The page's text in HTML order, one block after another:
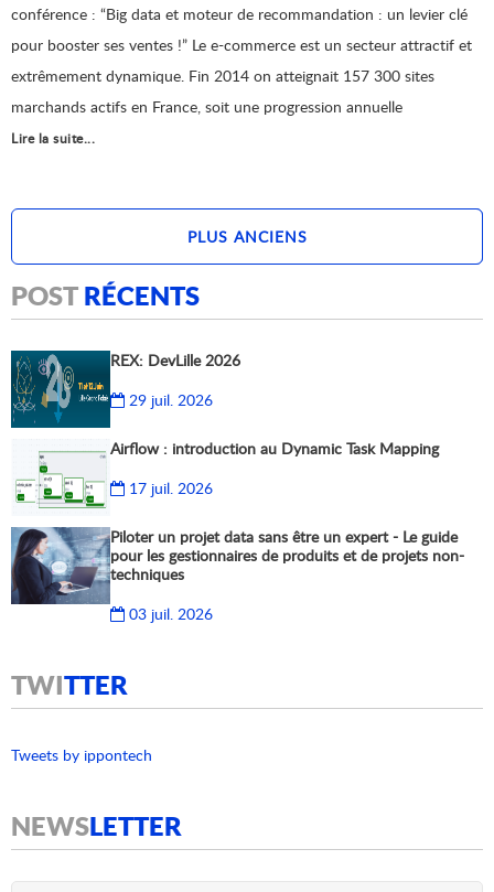
conférence : “Big data et moteur de recommandation : un levier clé
pour booster ses ventes !” Le e-commerce est un secteur attractif et
extrêmement dynamique. Fin 2014 on atteignait 157 300 sites
marchands actifs en France, soit une progression annuelle
Lire la suite...
PLUS ANCIENS
POST RÉCENTS
REX: DevLille 2026
29 juil. 2026
Airflow : introduction au Dynamic Task Mapping
17 juil. 2026
Piloter un projet data sans être un expert - Le guide
pour les gestionnaires de produits et de projets non-
techniques
03 juil. 2026
TWITTER
Tweets by ippontech
NEWSLETTER